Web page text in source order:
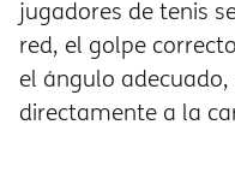
jugadores de tenis
red, el golpe
el ángulo
directamente a la